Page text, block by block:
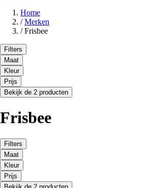
Home
/ Merken
/ Frisbee
Filters
Maat
Kleur
Prijs
Bekijk de 2 producten
Frisbee
Filters
Maat
Kleur
Prijs